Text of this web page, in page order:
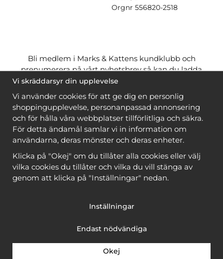
Orgnr 556820-2518
Bli medlem i Marks & Kattens kundklubb och
prenumerera på vårt nyhetsbrev så kan du ladda
ner många mönstergratisoch få många
när du handlar garn till mönstret. Du ser vilka som
är
gratis när du är inloggad
Bli medlem
Copyright © 2026, Marks & Kattens AB
Vi skräddarsyr din upplevelse
Vi använder cookies för att ge dig en personlig
shoppingupplevelse, personanpassad annonsering
och för hålla våra webbplatser tillförlitliga och säkra.
För detta ändamål samlar vi in information om
användarna, deras mönster och deras enheter.
Klicka på "Okej" om du tillåter alla cookies eller välj
vilka cookies du tillåter och vilka du vill stänga av
genom att klicka på "Inställningar" nedan.
Inställningar
Endast nödvändiga
Okej